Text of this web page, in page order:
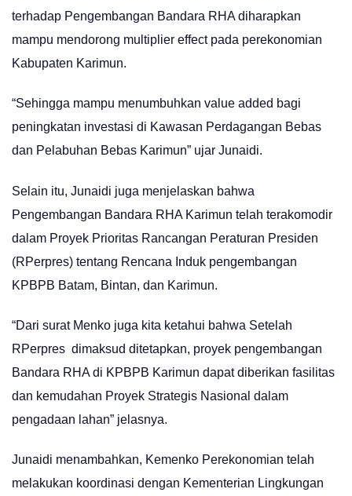
terhadap Pengembangan Bandara RHA diharapkan
mampu mendorong multiplier effect pada perekonomian
Kabupaten Karimun.
“Sehingga mampu menumbuhkan value added bagi
peningkatan investasi di Kawasan Perdagangan Bebas
dan Pelabuhan Bebas Karimun” ujar Junaidi.
Selain itu, Junaidi juga menjelaskan bahwa
Pengembangan Bandara RHA Karimun telah terakomodir
dalam Proyek Prioritas Rancangan Peraturan Presiden
(RPerpres) tentang Rencana Induk pengembangan
KPBPB Batam, Bintan, dan Karimun.
“Dari surat Menko juga kita ketahui bahwa Setelah
RPerpres dimaksud ditetapkan, proyek pengembangan
Bandara RHA di KPBPB Karimun dapat diberikan fasilitas
dan kemudahan Proyek Strategis Nasional dalam
pengadaan lahan” jelasnya.
Junaidi menambahkan, Kemenko Perekonomian telah
melakukan koordinasi dengan Kementerian Lingkungan